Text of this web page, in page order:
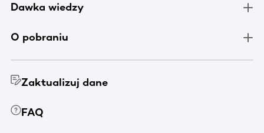
Dawka wiedzy
O pobraniu
Zaktualizuj dane
FAQ